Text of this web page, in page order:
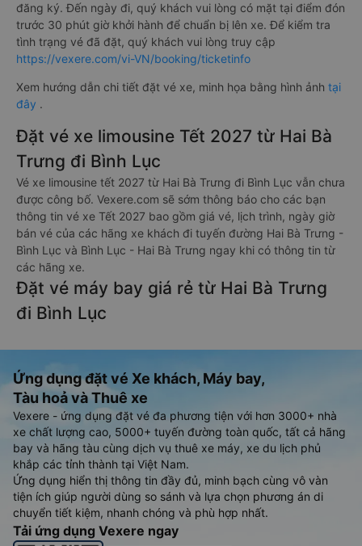
đăng ký. Đến ngày đi, quý khách vui lòng có mặt tại điểm đón
trước 30 phút giờ khởi hành để chuẩn bị lên xe. Để kiểm tra
tình trạng vé đã đặt, quý khách vui lòng truy cập
https://vexere.com/vi-VN/booking/ticketinfo
Xem hướng dẫn chi tiết đặt vé xe, minh họa bằng hình ảnh tại
đây .
Đặt vé xe limousine Tết 2027 từ Hai Bà
Trưng đi Bình Lục
Vé xe limousine tết 2027 từ Hai Bà Trưng đi Bình Lục vẫn chưa
được công bố. Vexere.com sẽ sớm thông báo cho các bạn
thông tin vé xe Tết 2027 bao gồm giá vé, lịch trình, ngày giờ
bán vé của các hãng xe khách đi tuyến đường Hai Bà Trưng -
Bình Lục và Bình Lục - Hai Bà Trưng ngay khi có thông tin từ
các hãng xe.
Đặt vé máy bay giá rẻ từ Hai Bà Trưng
đi Bình Lục
Ứng dụng đặt vé Xe khách, Máy bay,
Tàu hoả và Thuê xe
Vexere - ứng dụng đặt vé đa phương tiện với hơn 3000+ nhà
xe chất lượng cao, 5000+ tuyến đường toàn quốc, tất cả hãng
bay và hãng tàu cùng dịch vụ thuê xe máy, xe du lịch phủ
khắp các tỉnh thành tại Việt Nam.
Ứng dụng hiển thị thông tin đầy đủ, minh bạch cùng vô vàn
tiện ích giúp người dùng so sánh và lựa chọn phương án di
chuyển tiết kiệm, nhanh chóng và phù hợp nhất.
Tải ứng dụng Vexere ngay